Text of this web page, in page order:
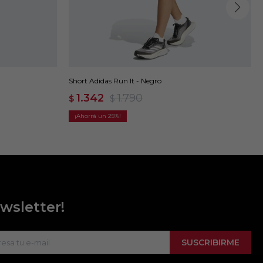
Short Adidas Run It - Negro
$ 1.342 $ 1.790
25
SUSCRIBIRME